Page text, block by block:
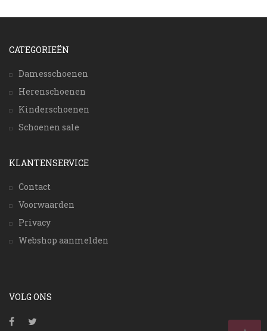
CATEGORIEËN
Damesschoenen
Herenschoenen
Kinderschoenen
Schoenen sale
KLANTENSERVICE
Contact
Voorwaarden
Privacy
Webshop aanmelden
VOLG ONS